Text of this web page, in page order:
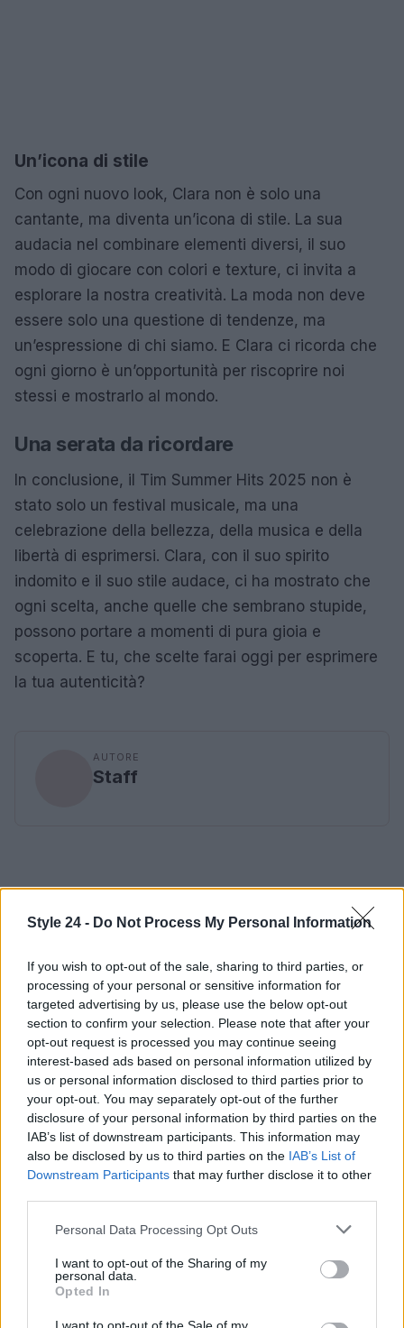
Style 24 - Do Not Process My Personal Information
If you wish to opt-out of the sale, sharing to third parties, or
processing of your personal or sensitive information for
targeted advertising by us, please use the below opt-out
section to confirm your selection. Please note that after your
opt-out request is processed you may continue seeing
interest-based ads based on personal information utilized by
us or personal information disclosed to third parties prior to
your opt-out. You may separately opt-out of the further
disclosure of your personal information by third parties on the
IAB’s list of downstream participants. This information may
also be disclosed by us to third parties on the IAB’s List of
Downstream Participants that may further disclose it to other
Please note that this website/app uses one or more Google
not limited to your visit or usage behaviour. You may click to
grant or deny consent to Google and its third-party tags to
use your data for below specified purposes in below Google
consent section.
Personal Data Processing Opt Outs
I want to opt-out of the Sharing of my
personal data.
Opted In
Un’icona di stile
Con ogni nuovo look, Clara non è solo una
cantante, ma diventa un’icona di stile. La sua
audacia nel combinare elementi diversi, il suo
modo di giocare con colori e texture, ci invita a
esplorare la nostra creatività. La moda non deve
essere solo una questione di tendenze, ma
un’espressione di chi siamo. E Clara ci ricorda che
ogni giorno è un’opportunità per riscoprire noi
stessi e mostrarlo al mondo.
Una serata da ricordare
In conclusione, il Tim Summer Hits 2025 non è
stato solo un festival musicale, ma una
celebrazione della bellezza, della musica e della
libertà di esprimersi. Clara, con il suo spirito
indomito e il suo stile audace, ci ha mostrato che
ogni scelta, anche quelle che sembrano stupide,
possono portare a momenti di pura gioia e
scoperta. E tu, che scelte farai oggi per esprimere
la tua autenticità?
AUTORE
Staff
Continua a leggere
LIFESTYLE